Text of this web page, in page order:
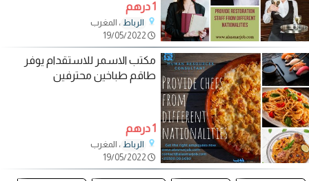
1 درهم
الرباط ، المغرب
مكتب الاسمر للاستقدام يوفر
طاقم طباخين محترفين
1 درهم
الرباط ، المغرب